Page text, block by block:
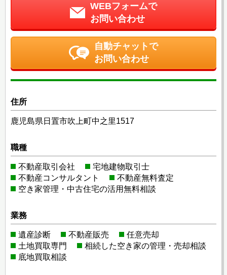
WEBフォームで
お問い合わせ
自動チャットで
お問い合わせ
住所
鹿児島県日置市吹上町中之里1517
職種
不動産取引会社
宅地建物取引士
不動産コンサルタント
不動産無料査定
空き家管理・中古住宅の活用無料相談
業務
遺産診断 不動産販売
任意売却
土地買取専門
相続した空き家の管理・売却相談
底地買取相談